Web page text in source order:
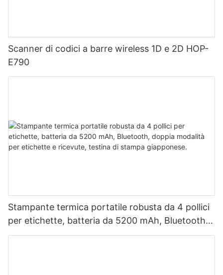
Scanner di codici a barre wireless 1D e 2D HOP-
E790
Stampante termica portatile robusta da 4 pollici
per etichette, batteria da 5200 mAh, Bluetooth,
doppia modalità per etichette e ricevute, testina